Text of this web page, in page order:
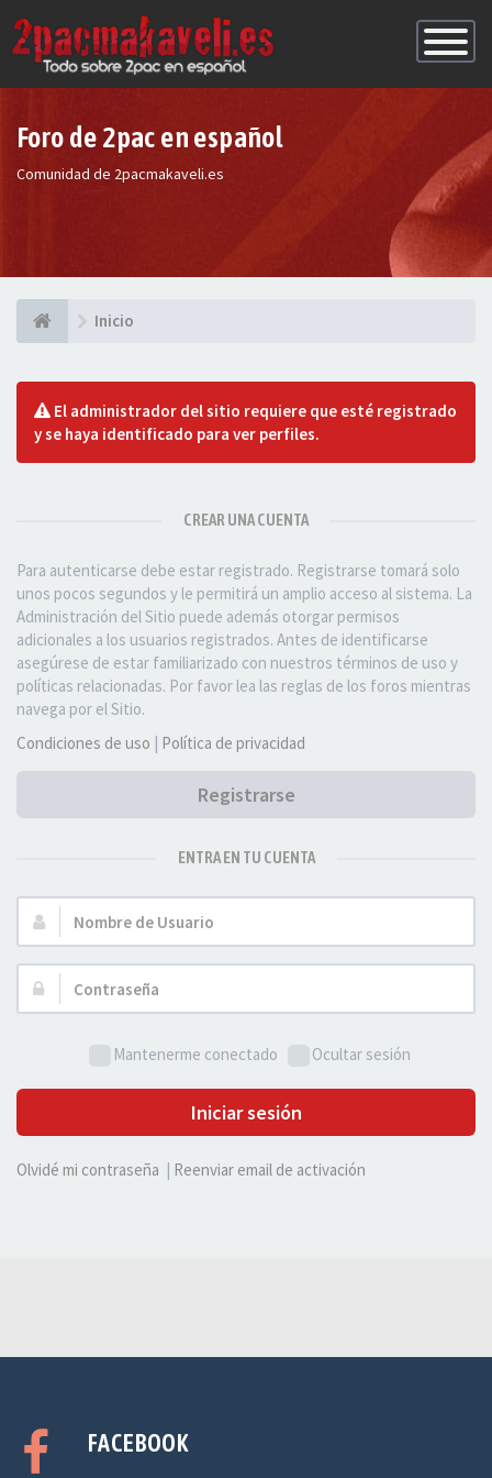
de
Foro de 2pac en español
Comunidad de 2pacmakaveli.es
Inicio
El administrador del sitio requiere que esté registrado
y se haya identificado para ver perfiles.
CREAR UNA CUENTA
Para autenticarse debe estar registrado. Registrarse tomará solo
unos pocos segundos y le permitirá un amplio acceso al sistema. La
Administración del Sitio puede además otorgar permisos
adicionales a los usuarios registrados. Antes de identificarse
asegúrese de estar familiarizado con nuestros términos de uso y
políticas relacionadas. Por favor lea las reglas de los foros mientras
navega por el Sitio.
Condiciones de uso | Política de privacidad
Registrarse
ENTRA EN TU CUENTA
Nombre
de
Usuario:
Contraseña:
Mantenerme conectado Ocultar sesión
Iniciar sesión
Olvidé mi contraseña Reenviar email de activación
FACEBOOK